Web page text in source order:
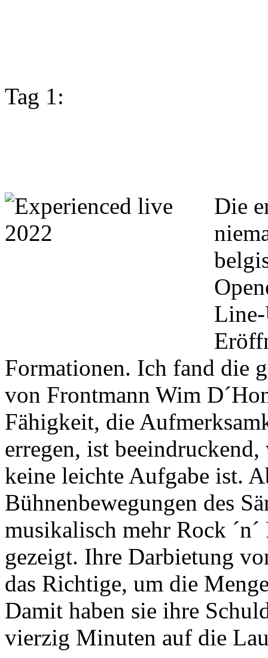
Tag 1:
Die
Formationen. Ich fand die
von Frontmann Wim
Fähigkeit, die
erregen, ist
keine leichte Aufgabe ist.
Bühnenbewegungen des
musikalisch mehr Rock
gezeigt. Ihre Darbietung
das Richtige, um die
Damit haben sie ihre
vierzig Minuten auf die